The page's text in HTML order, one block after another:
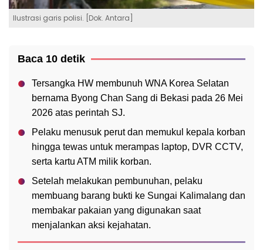
Ilustrasi garis polisi. [Dok. Antara]
Baca 10 detik
Tersangka HW membunuh WNA Korea Selatan
bernama Byong Chan Sang di Bekasi pada 26 Mei
2026 atas perintah SJ.
Pelaku menusuk perut dan memukul kepala korban
hingga tewas untuk merampas laptop, DVR CCTV,
serta kartu ATM milik korban.
Setelah melakukan pembunuhan, pelaku
membuang barang bukti ke Sungai Kalimalang dan
membakar pakaian yang digunakan saat
menjalankan aksi kejahatan.